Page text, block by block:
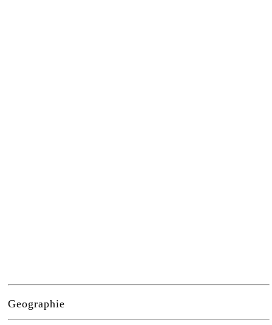
Geographie